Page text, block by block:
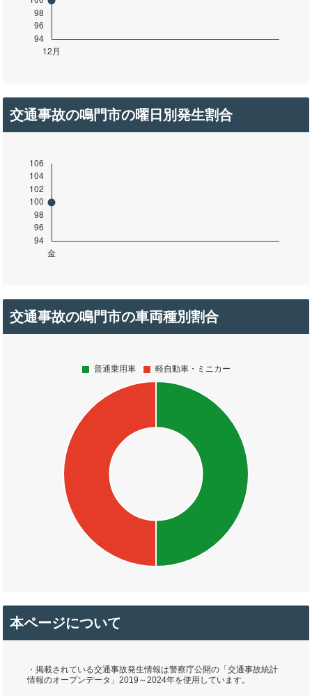
交通事故の鳴門市の曜日別発生割合
交通事故の鳴門市の車両種別割合
本ページについて
・掲載されている交通事故発生情報は警察庁公開の「交通事故統計
情報のオープンデータ」2019～2024年を使用しています。